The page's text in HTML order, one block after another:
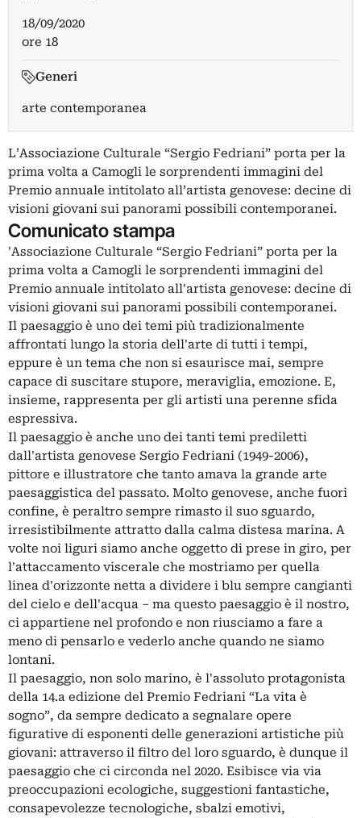
18/09/2020
ore 18
Generi
arte contemporanea
L’Associazione Culturale “Sergio Fedriani” porta per la
prima volta a Camogli le sorprendenti immagini del
Premio annuale intitolato all’artista genovese: decine di
visioni giovani sui panorami possibili contemporanei.
Comunicato stampa
'Associazione Culturale “Sergio Fedriani” porta per la
prima volta a Camogli le sorprendenti immagini del
Premio annuale intitolato all'artista genovese: decine di
visioni giovani sui panorami possibili contemporanei.
Il paesaggio è uno dei temi più tradizionalmente
affrontati lungo la storia dell'arte di tutti i tempi,
eppure è un tema che non si esaurisce mai, sempre
capace di suscitare stupore, meraviglia, emozione. E,
insieme, rappresenta per gli artisti una perenne sfida
espressiva.
Il paesaggio è anche uno dei tanti temi prediletti
dall'artista genovese Sergio Fedriani (1949-2006),
pittore e illustratore che tanto amava la grande arte
paesaggistica del passato. Molto genovese, anche fuori
confine, è peraltro sempre rimasto il suo sguardo,
irresistibilmente attratto dalla calma distesa marina. A
volte noi liguri siamo anche oggetto di prese in giro, per
l'attaccamento viscerale che mostriamo per quella
linea d'orizzonte netta a dividere i blu sempre cangianti
del cielo e dell'acqua – ma questo paesaggio è il nostro,
ci appartiene nel profondo e non riusciamo a fare a
meno di pensarlo e vederlo anche quando ne siamo
lontani.
Il paesaggio, non solo marino, è l'assoluto protagonista
della 14.a edizione del Premio Fedriani “La vita è
sogno”, da sempre dedicato a segnalare opere
figurative di esponenti delle generazioni artistiche più
giovani: attraverso il filtro del loro sguardo, è dunque il
paesaggio che ci circonda nel 2020. Esibisce via via
preoccupazioni ecologiche, suggestioni fantastiche,
consapevolezze tecnologiche, sbalzi emotivi,